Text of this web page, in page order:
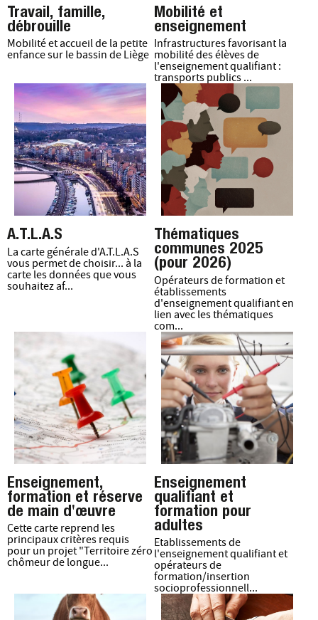
Travail, famille,
débrouille
Mobilité et accueil de la petite
enfance sur le bassin de Liège
Mobilité et
enseignement
Infrastructures favorisant la
mobilité des élèves de
l'enseignement qualifiant :
transports publics ...
A.T.L.A.S
La carte générale d'A.T.L.A.S
vous permet de choisir... à la
carte les données que vous
souhaitez af...
Thématiques
communes 2025
(pour 2026)
Opérateurs de formation et
établissements
d'enseignement qualifiant en
lien avec les thématiques
com...
Enseignement,
formation et réserve
de main d'œuvre
Cette carte reprend les
principaux critères requis
pour un projet "Territoire zéro
chômeur de longue...
Enseignement
qualifiant et
formation pour
adultes
Etablissements de
l'enseignement qualifiant et
opérateurs de
formation/insertion
socioprofessionnell...